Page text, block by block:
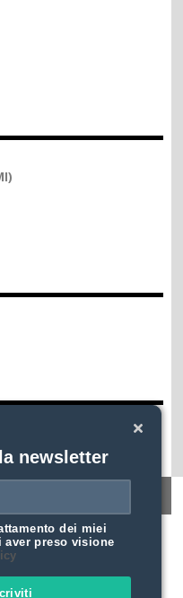
newsletter
dei miei
preso visione
alla privacy